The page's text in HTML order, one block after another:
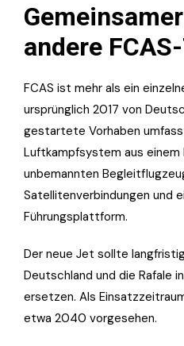
andere
FCAS ist mehr als ein
ursprünglich 2017 von
gestartete Vorhaben
Luftkampfsystem aus
unbemannten
Satellitenverbindungen und
Führungsplattform.
Der neue Jet sollte
Deutschland und die Rafale
ersetzen. Als
etwa 2040 vorgesehen.